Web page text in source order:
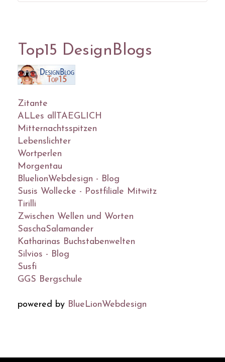
Top15 DesignBlogs
Zitante
ALLes allTAEGLICH
Mitternachtsspitzen
Lebenslichter
Wortperlen
Morgentau
BluelionWebdesign - Blog
Susis Wollecke - Postfiliale Mitwitz
Tirilli
Zwischen Wellen und Worten
SaschaSalamander
Katharinas Buchstabenwelten
Silvios - Blog
Susfi
GGS Bergschule
powered by BlueLionWebdesign